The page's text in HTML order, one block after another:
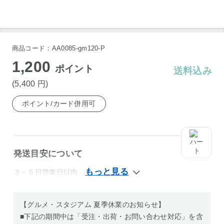
商品コード：AA0085-gm120-P
1,200 ポイント
(5,400 円)
送料込み
ポイント/カード併用可
発送目安について
３～５日営業日以内
【グルメ・スタジアム 夏季休業のお知らせ】
■下記の期間中は「受注・出荷・お問い合わせ対応」を含